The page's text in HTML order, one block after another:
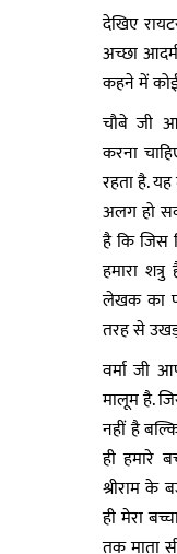
देखिए
अच्छा
कहने में
चौबे जी
करना
रहता है.
अलग हो
है कि जिस
हमारा
लेखक का
तरह से
वर्मा जी
मालूम है.
नहीं है
ही हमारे
श्रीराम के
ही मेरा
तक माता